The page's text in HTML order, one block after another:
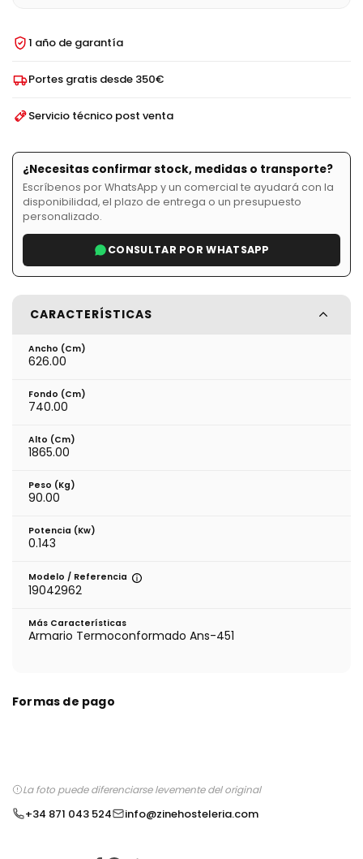
1 año de garantía
Portes gratis desde 350€
Servicio técnico post venta
¿Necesitas confirmar stock, medidas o transporte?
Escríbenos por WhatsApp y un comercial te ayudará con la
disponibilidad, el plazo de entrega o un presupuesto
personalizado.
CONSULTAR POR WHATSAPP
CARACTERÍSTICAS
Ancho (cm)
626.00
Fondo (cm)
740.00
Alto (cm)
1865.00
Peso (kg)
90.00
Potencia (Kw)
0.143
Modelo / Referencia
19042962
Más Características
Armario Termoconformado Ans-451
Formas de pago
La foto puede diferenciarse levemente del original
+34 871 043 524 info@zinehosteleria.com